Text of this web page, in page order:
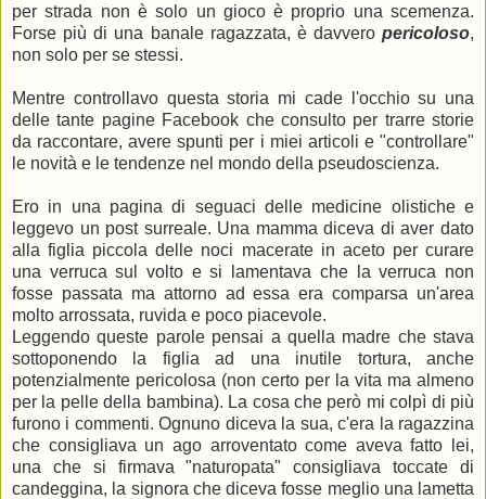
per strada non è solo un gioco è proprio una scemenza.
Forse più di una banale ragazzata, è davvero pericoloso,
non solo per se stessi.
Mentre controllavo questa storia mi cade l'occhio su una
delle tante pagine Facebook che consulto per trarre storie
da raccontare, avere spunti per i miei articoli e "controllare"
le novità e le tendenze nel mondo della pseudoscienza.
Ero in una pagina di seguaci delle medicine olistiche e
leggevo un post surreale. Una mamma diceva di aver dato
alla figlia piccola delle noci macerate in aceto per curare
una verruca sul volto e si lamentava che la verruca non
fosse passata ma attorno ad essa era comparsa un'area
molto arrossata, ruvida e poco piacevole.
Leggendo queste parole pensai a quella madre che stava
sottoponendo la figlia ad una inutile tortura, anche
potenzialmente pericolosa (non certo per la vita ma almeno
per la pelle della bambina). La cosa che però mi colpì di più
furono i commenti. Ognuno diceva la sua, c'era la ragazzina
che consigliava un ago arroventato come aveva fatto lei,
una che si firmava "naturopata" consigliava toccate di
candeggina, la signora che diceva fosse meglio una lametta